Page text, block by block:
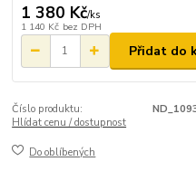
1 380 Kč/ks
1 140 Kč bez DPH
Přidat do
Číslo produktu:
Hlídat cenu / dostupnost
Do oblíbených